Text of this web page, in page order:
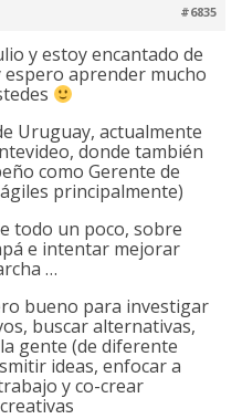
#6835
y estoy encantado de
aprender mucho
Uruguay, actualmente
donde también
como Gerente de
principalmente)
todo un poco, sobre
e intentar mejorar
…
bueno para investigar
buscar alternativas,
gente (de diferente
ideas, enfocar a
y co-crear